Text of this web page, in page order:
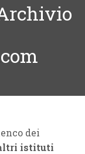
dei
istituti